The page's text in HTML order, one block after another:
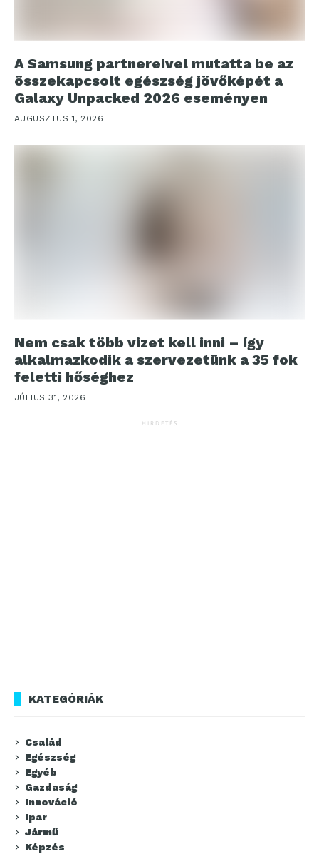
A Samsung partnereivel mutatta be az
összekapcsolt egészség jövőképét a
Galaxy Unpacked 2026 eseményen
AUGUSZTUS 1, 2026
Nem csak több vizet kell inni – így
alkalmazkodik a szervezetünk a 35 fok
feletti hőséghez
JÚLIUS 31, 2026
HIRDETÉS
KATEGÓRIÁK
Család
Egészség
Egyéb
Gazdaság
Innováció
Ipar
Jármű
Képzés